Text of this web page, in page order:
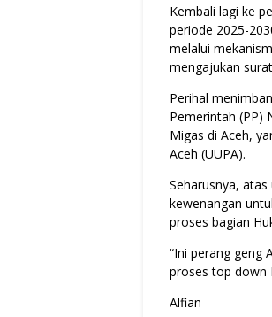
Kembali lagi ke
periode 2025-
melalui
mengajukan
Perihal
Pemerintah (PP)
Migas di Aceh,
Aceh (UUPA).
Seharusnya,
kewenangan
proses bagian
“Ini perang geng
proses top down
Alfian